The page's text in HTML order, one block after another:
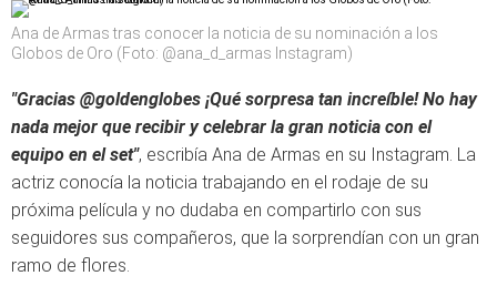
Ana de Armas tras conocer la noticia de su nominación a los
Globos de Oro (Foto: @ana_d_armas Instagram)
"Gracias @goldenglobes ¡Qué sorpresa tan increíble! No hay
nada mejor que recibir y celebrar la gran noticia con el
equipo en el set", escribía Ana de Armas en su Instagram. La
actriz conocía la noticia trabajando en el rodaje de su
próxima película y no dudaba en compartirlo con sus
seguidores sus compañeros, que la sorprendían con un gran
ramo de flores.